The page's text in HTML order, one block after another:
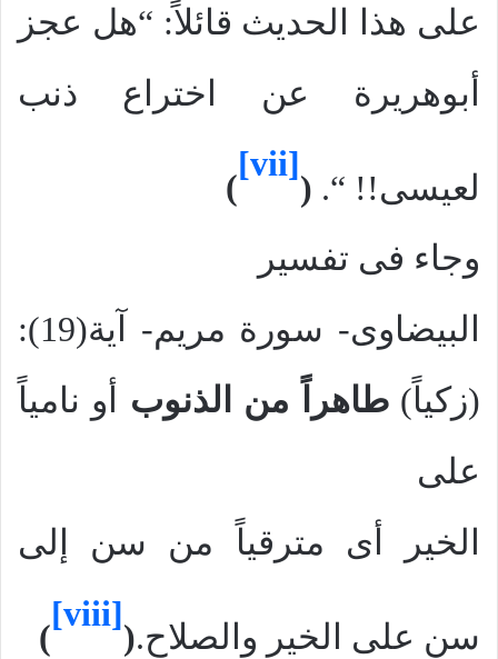
على هذا الحديث قائلاً: “هل عجز
أبوهريرة عن اختراع ذنب
لعيسى!! “. (
[vii]
)
وجاء فى تفسير
البيضاوى- سورة مريم- آية(19):
(زكياً)طاهراً من الذنوب أو نامياً
على
الخير أى مترقياً من سن إلى
سن على الخير والصلاح.
(
[viii]
)